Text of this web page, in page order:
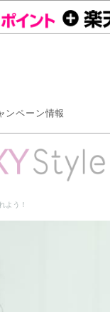
ンペーン情報
よう！